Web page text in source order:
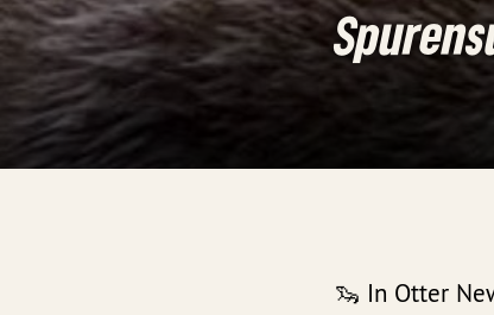
🦦 In Otter